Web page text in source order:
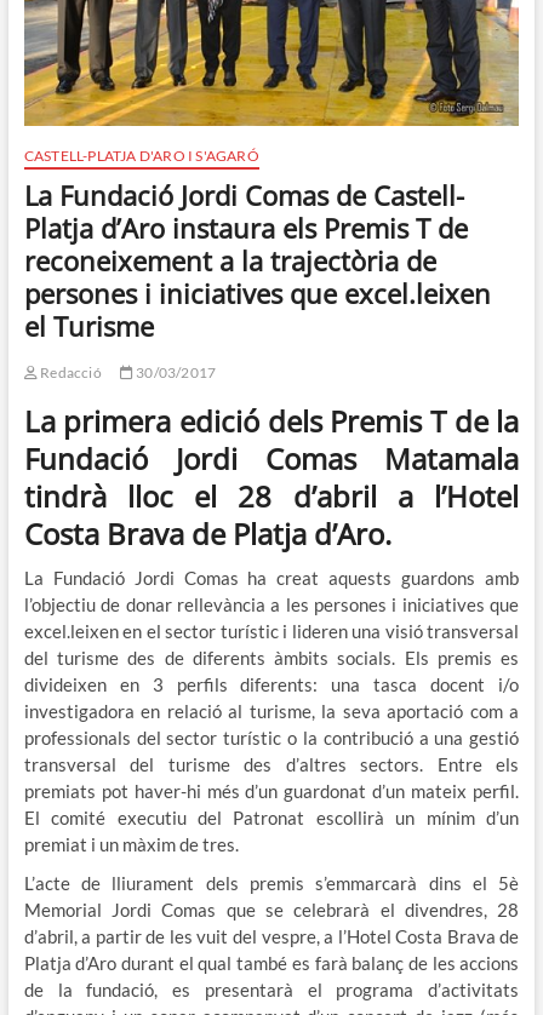
CASTELL-PLATJA D'ARO I S'AGARÓ
La Fundació Jordi Comas de Castell-
Platja d’Aro instaura els Premis T de
reconeixement a la trajectòria de
persones i iniciatives que excel.leixen
el Turisme
Redacció 30/03/2017
La primera edició dels Premis T de la
Fundació Jordi Comas Matamala
tindrà lloc el 28 d’abril a l’Hotel
Costa Brava de Platja d’Aro.
La Fundació Jordi Comas ha creat aquests guardons amb
l’objectiu de donar rellevància a les persones i iniciatives que
excel.leixen en el sector turístic i lideren una visió transversal
del turisme des de diferents àmbits socials. Els premis es
divideixen en 3 perfils diferents: una tasca docent i/o
investigadora en relació al turisme, la seva aportació com a
professionals del sector turístic o la contribució a una gestió
transversal del turisme des d’altres sectors. Entre els
premiats pot haver-hi més d’un guardonat d’un mateix perfil.
El comité executiu del Patronat escollirà un mínim d’un
premiat i un màxim de tres.
L’acte de lliurament dels premis s’emmarcarà dins el 5è
Memorial Jordi Comas que se celebrarà el divendres, 28
d’abril, a partir de les vuit del vespre, a l’Hotel Costa Brava de
Platja d’Aro durant el qual també es farà balanç de les accions
de la fundació, es presentarà el programa d’activitats